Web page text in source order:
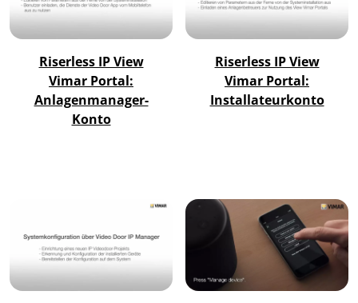
Riserless IP View
Vimar Portal:
Anlagenmanager-
Konto
Riserless IP View
Vimar Portal:
Installateurkonto